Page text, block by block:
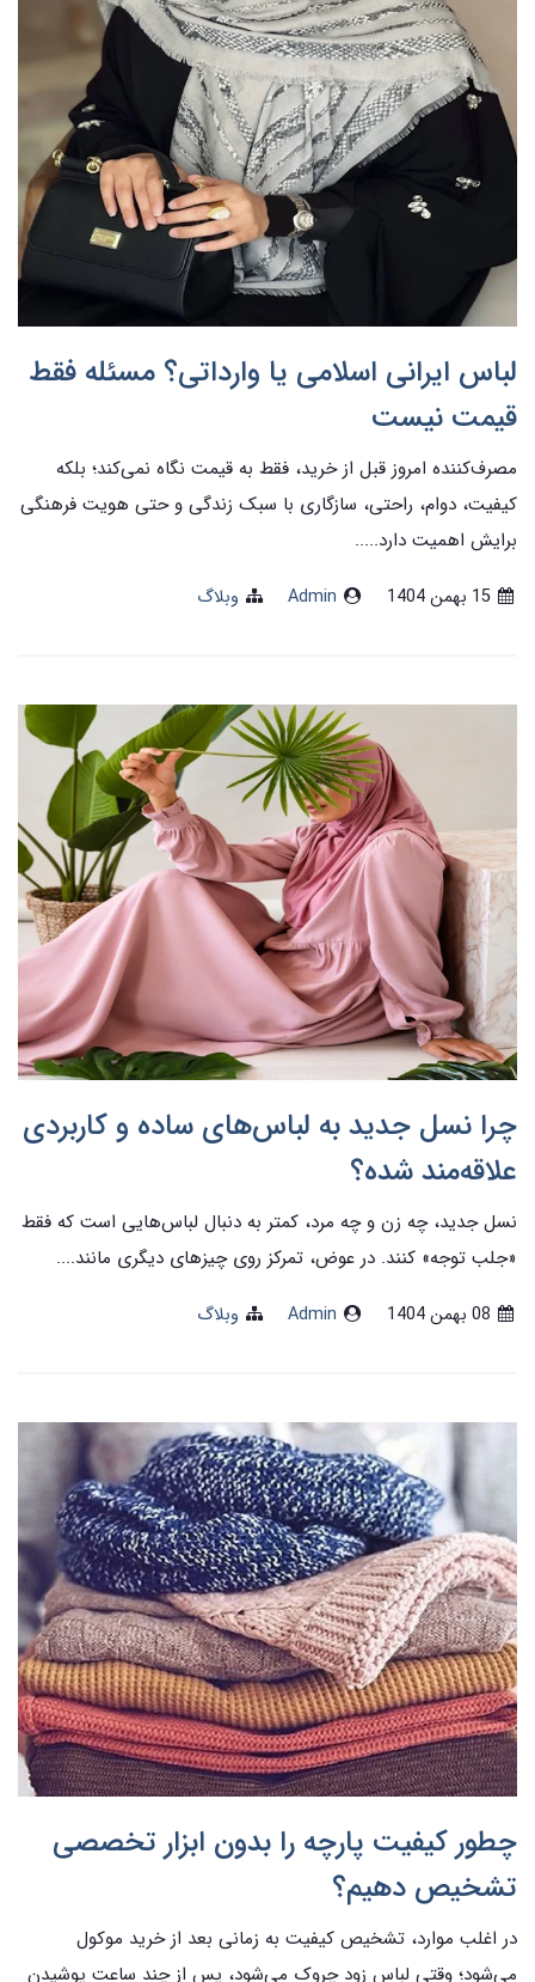
لباس ایرانی اسلامی یا وارداتی؟ مسئله فقط
قیمت نیست
مصرف‌کننده امروز قبل از خرید، فقط به قیمت نگاه نمی‌کند؛ بلکه
کیفیت، دوام، راحتی، سازگاری با سبک زندگی و حتی هویت فرهنگی
برایش اهمیت دارد.....
15 بهمن 1404 Admin وبلاگ
چرا نسل جدید به لباس‌های ساده و کاربردی
علاقه‌مند شده؟
نسل جدید، چه زن و چه مرد، کمتر به دنبال لباس‌هایی است که فقط
«جلب توجه» کنند. در عوض، تمرکز روی چیزهای دیگری مانند....
Admin وبلاگ
چطور کیفیت پارچه را بدون ابزار تخصصی
تشخیص دهیم؟
در اغلب موارد، تشخیص کیفیت به زمانی بعد از خرید موکول
می‌شود؛ وقتی لباس زود چروک می‌شود، پس از چند ساعت پوشیدن